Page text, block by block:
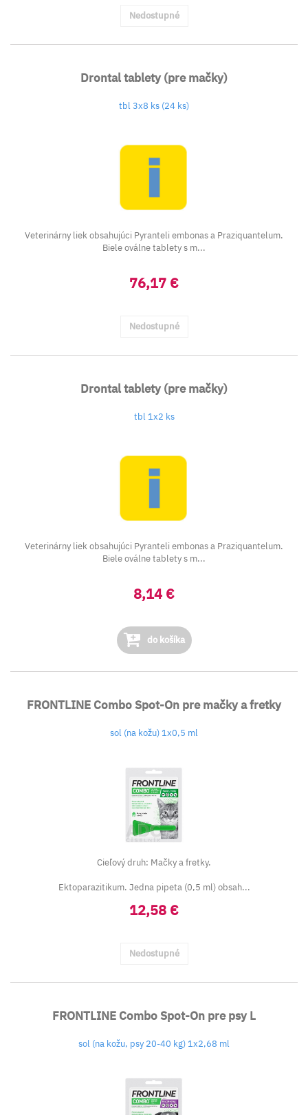
Nedostupné
Drontal tablety (pre mačky)
tbl 3x8 ks (24 ks)
Veterinárny liek obsahujúci Pyranteli embonas a Praziquantelum.
Biele oválne tablety s m...
76,17 €
Nedostupné
Drontal tablety (pre mačky)
tbl 1x2 ks
Veterinárny liek obsahujúci Pyranteli embonas a Praziquantelum.
Biele oválne tablety s m...
8,14 €
do košíka
FRONTLINE Combo Spot-On pre mačky a fretky
sol (na kožu) 1x0,5 ml
Cieľový druh: Mačky a fretky.
Ektoparazitikum. Jedna pipeta (0,5 ml) obsah...
12,58 €
Nedostupné
FRONTLINE Combo Spot-On pre psy L
sol (na kožu, psy 20-40 kg) 1x2,68 ml